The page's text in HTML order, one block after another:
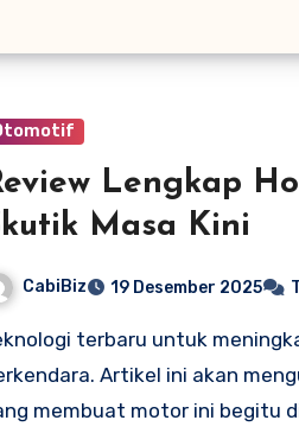
Lengkap
Masa Kini
CabiBiz 19 Desember 2025
terbaru untuk
Artikel ini akan
membuat motor ini begitu